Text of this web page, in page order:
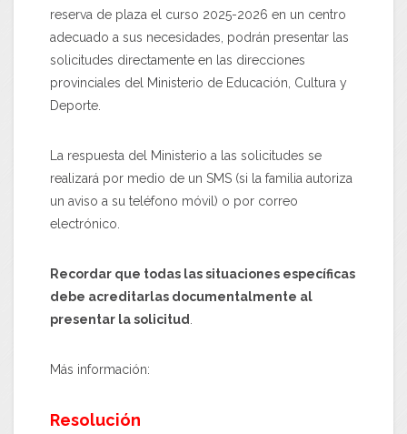
reserva de plaza el curso 2025-2026 en un centro
adecuado a sus necesidades, podrán presentar las
solicitudes directamente en las direcciones
provinciales del Ministerio de Educación, Cultura y
Deporte.
La respuesta del Ministerio a las solicitudes se
realizará por medio de un SMS (si la familia autoriza
un aviso a su teléfono móvil) o por correo
electrónico.
Recordar que todas las situaciones específicas
debe acreditarlas documentalmente al
presentar la solicitud
Más información:
Resolución